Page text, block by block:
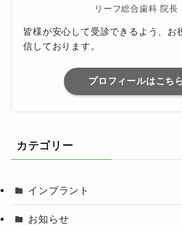
リーフ総合歯科 院長
皆様が安心して受診できるよう、お
信しております。
プロフィールはこち
カテゴリー
インプラント
お知らせ